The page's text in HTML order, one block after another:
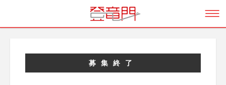
募集終了